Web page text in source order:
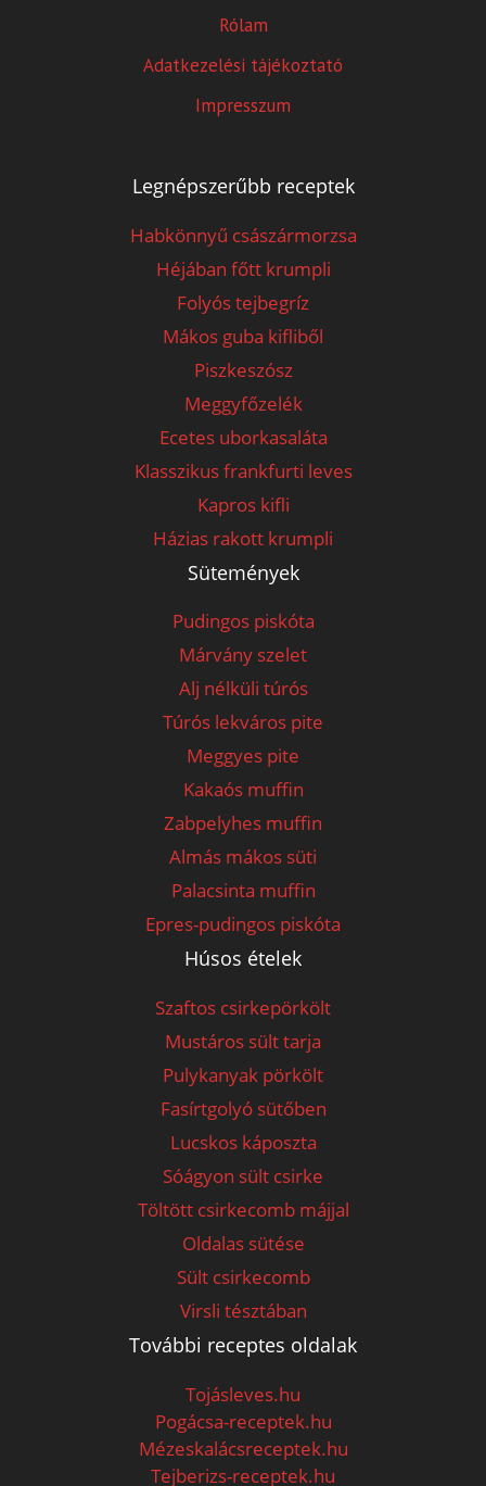
Rólam
Adatkezelési tájékoztató
Impresszum
Legnépszerűbb receptek
Habkönnyű császármorzsa
Héjában főtt krumpli
Folyós tejbegríz
Mákos guba kifliből
Piszkeszósz
Meggyfőzelék
Ecetes uborkasaláta
Klasszikus frankfurti leves
Kapros kifli
Házias rakott krumpli
Sütemények
Pudingos piskóta
Márvány szelet
Alj nélküli túrós
Túrós lekváros pite
Meggyes pite
Kakaós muffin
Zabpelyhes muffin
Almás mákos süti
Palacsinta muffin
Epres-pudingos piskóta
Húsos ételek
Szaftos csirkepörkölt
Mustáros sült tarja
Pulykanyak pörkölt
Fasírtgolyó sütőben
Lucskos káposzta
Sóágyon sült csirke
Töltött csirkecomb májjal
Oldalas sütése
Sült csirkecomb
Virsli tésztában
További receptes oldalak
Tojásleves.hu
Pogácsa-receptek.hu
Mézeskalácsreceptek.hu
Tejberizs-receptek.hu